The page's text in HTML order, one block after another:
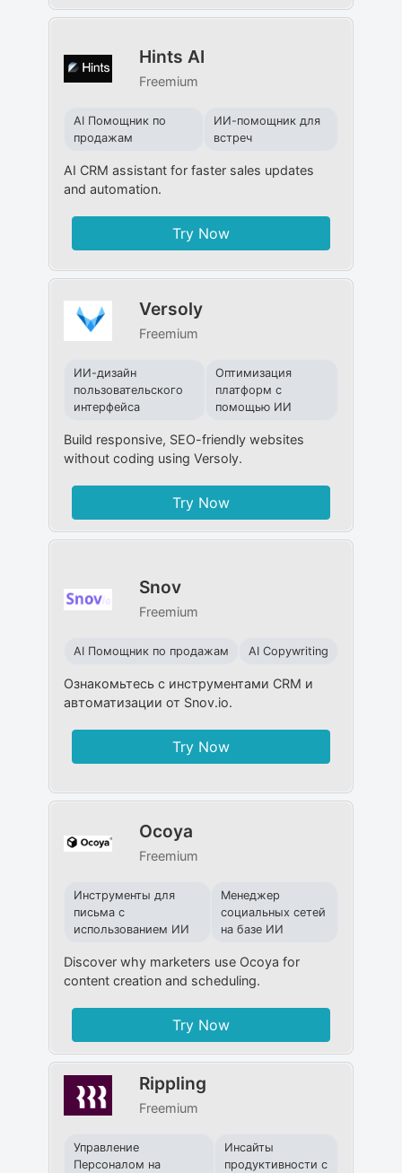
Hints AI
Freemium
AI Помощник по
продажам
ИИ-помощник для
встреч
AI CRM assistant for faster sales updates
and automation.
Try Now
Versoly
Freemium
ИИ-дизайн
пользовательского
интерфейса
Оптимизация
платформ с
помощью ИИ
Build responsive, SEO-friendly websites
without coding using Versoly.
Try Now
Snov
Freemium
AI Помощник по продажам AI Copywriting
Ознакомьтесь с инструментами CRM и
автоматизации от Snov.io.
Try Now
Ocoya
Freemium
Инструменты для
письма с
использованием ИИ
Менеджер
социальных сетей
на базе ИИ
Discover why marketers use Ocoya for
content creation and scheduling.
Try Now
Rippling
Freemium
Управление
Персоналом на
Инсайты
продуктивности с